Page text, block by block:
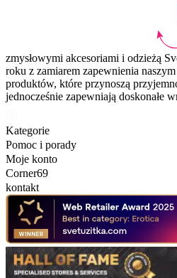
zmysłowymi akcesoriami i odzieżą
roku z zamiarem zapewnienia
produktów, które przynoszą
jednocześnie zapewniają doskonałe
Kategorie
Pomoc i porady
Moje konto
Corner69
kontakt